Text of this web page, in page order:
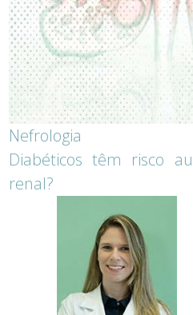
Nefrologia
Diabéticos têm risco
renal?